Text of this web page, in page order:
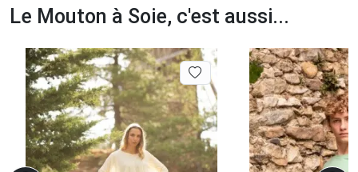
Le Mouton à Soie, c'est aussi...